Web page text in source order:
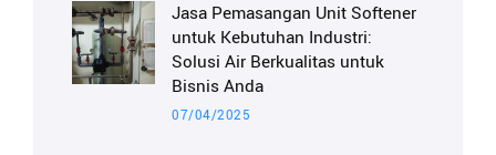
Jasa Pemasangan Unit Softener
untuk Kebutuhan Industri:
Solusi Air Berkualitas untuk
Bisnis Anda
07/04/2025